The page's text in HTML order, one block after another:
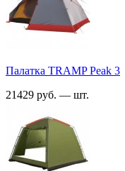
Палатка TRАMP Peak 3
21429 руб. — шт.